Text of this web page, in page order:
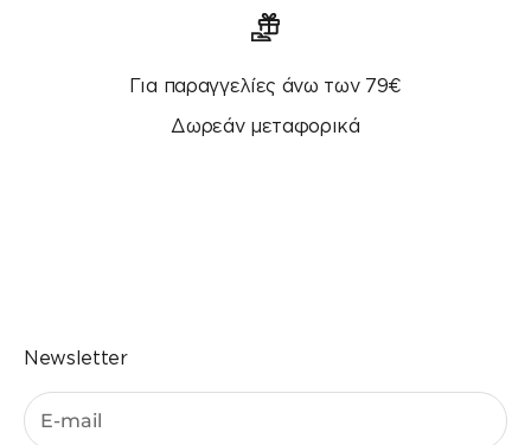
Για παραγγελίες άνω των 79€
Δωρεάν μεταφορικά
Newsletter